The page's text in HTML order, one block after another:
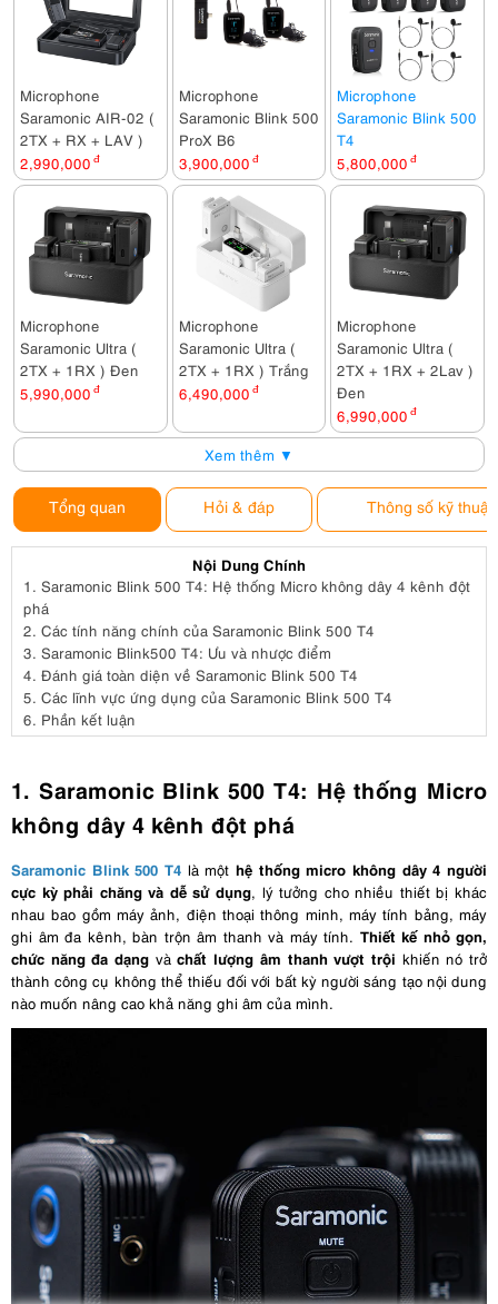
Microphone
Saramonic AIR-02 (
2TX + RX + LAV )
2,990,000 đ
Microphone
Saramonic Blink 500
ProX B6
3,900,000 đ
Microphone
Saramonic Blink 500
T4
5,800,000 đ
Microphone
Saramonic Ultra (
2TX + 1RX ) Đen
5,990,000 đ
Microphone
Saramonic Ultra (
2TX + 1RX ) Trắng
6,490,000 đ
Microphone
Saramonic Ultra (
2TX + 1RX + 2Lav )
Đen
6,990,000 đ
Xem thêm ▼
Tổng quan Hỏi & đáp Thông số kỹ thuật
Nội Dung Chính
1. Saramonic Blink 500 T4: Hệ thống Micro không dây 4 kênh đột
phá
2. Các tính năng chính của Saramonic Blink 500 T4
3. Saramonic Blink500 T4: Ưu và nhược điểm
4. Đánh giá toàn diện về Saramonic Blink 500 T4
5. Các lĩnh vực ứng dụng của Saramonic Blink 500 T4
6. Phần kết luận
1. Saramonic Blink 500 T4: Hệ thống Micro
không dây 4 kênh đột phá
Saramonic Blink 500 T4 là một hệ thống micro không dây 4 người
cực kỳ phải chăng và dễ sử dụng, lý tưởng cho nhiều thiết bị khác
nhau bao gồm máy ảnh, điện thoại thông minh, máy tính bảng, máy
ghi âm đa kênh, bàn trộn âm thanh và máy tính. Thiết kế nhỏ gọn,
chức năng đa dạng vàchất lượng âm thanh vượt trội khiến nó trở
thành công cụ không thể thiếu đối với bất kỳ người sáng tạo nội dung
nào muốn nâng cao khả năng ghi âm của mình.